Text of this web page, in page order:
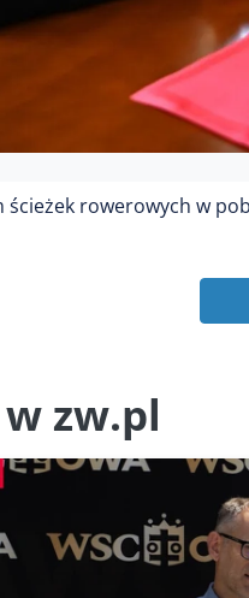
ścieżek rowerowych w
zw.pl